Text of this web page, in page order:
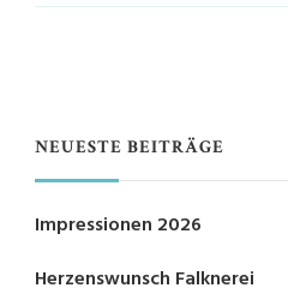
NEUESTE BEITRÄGE
Impressionen 2026
Herzenswunsch Falknerei